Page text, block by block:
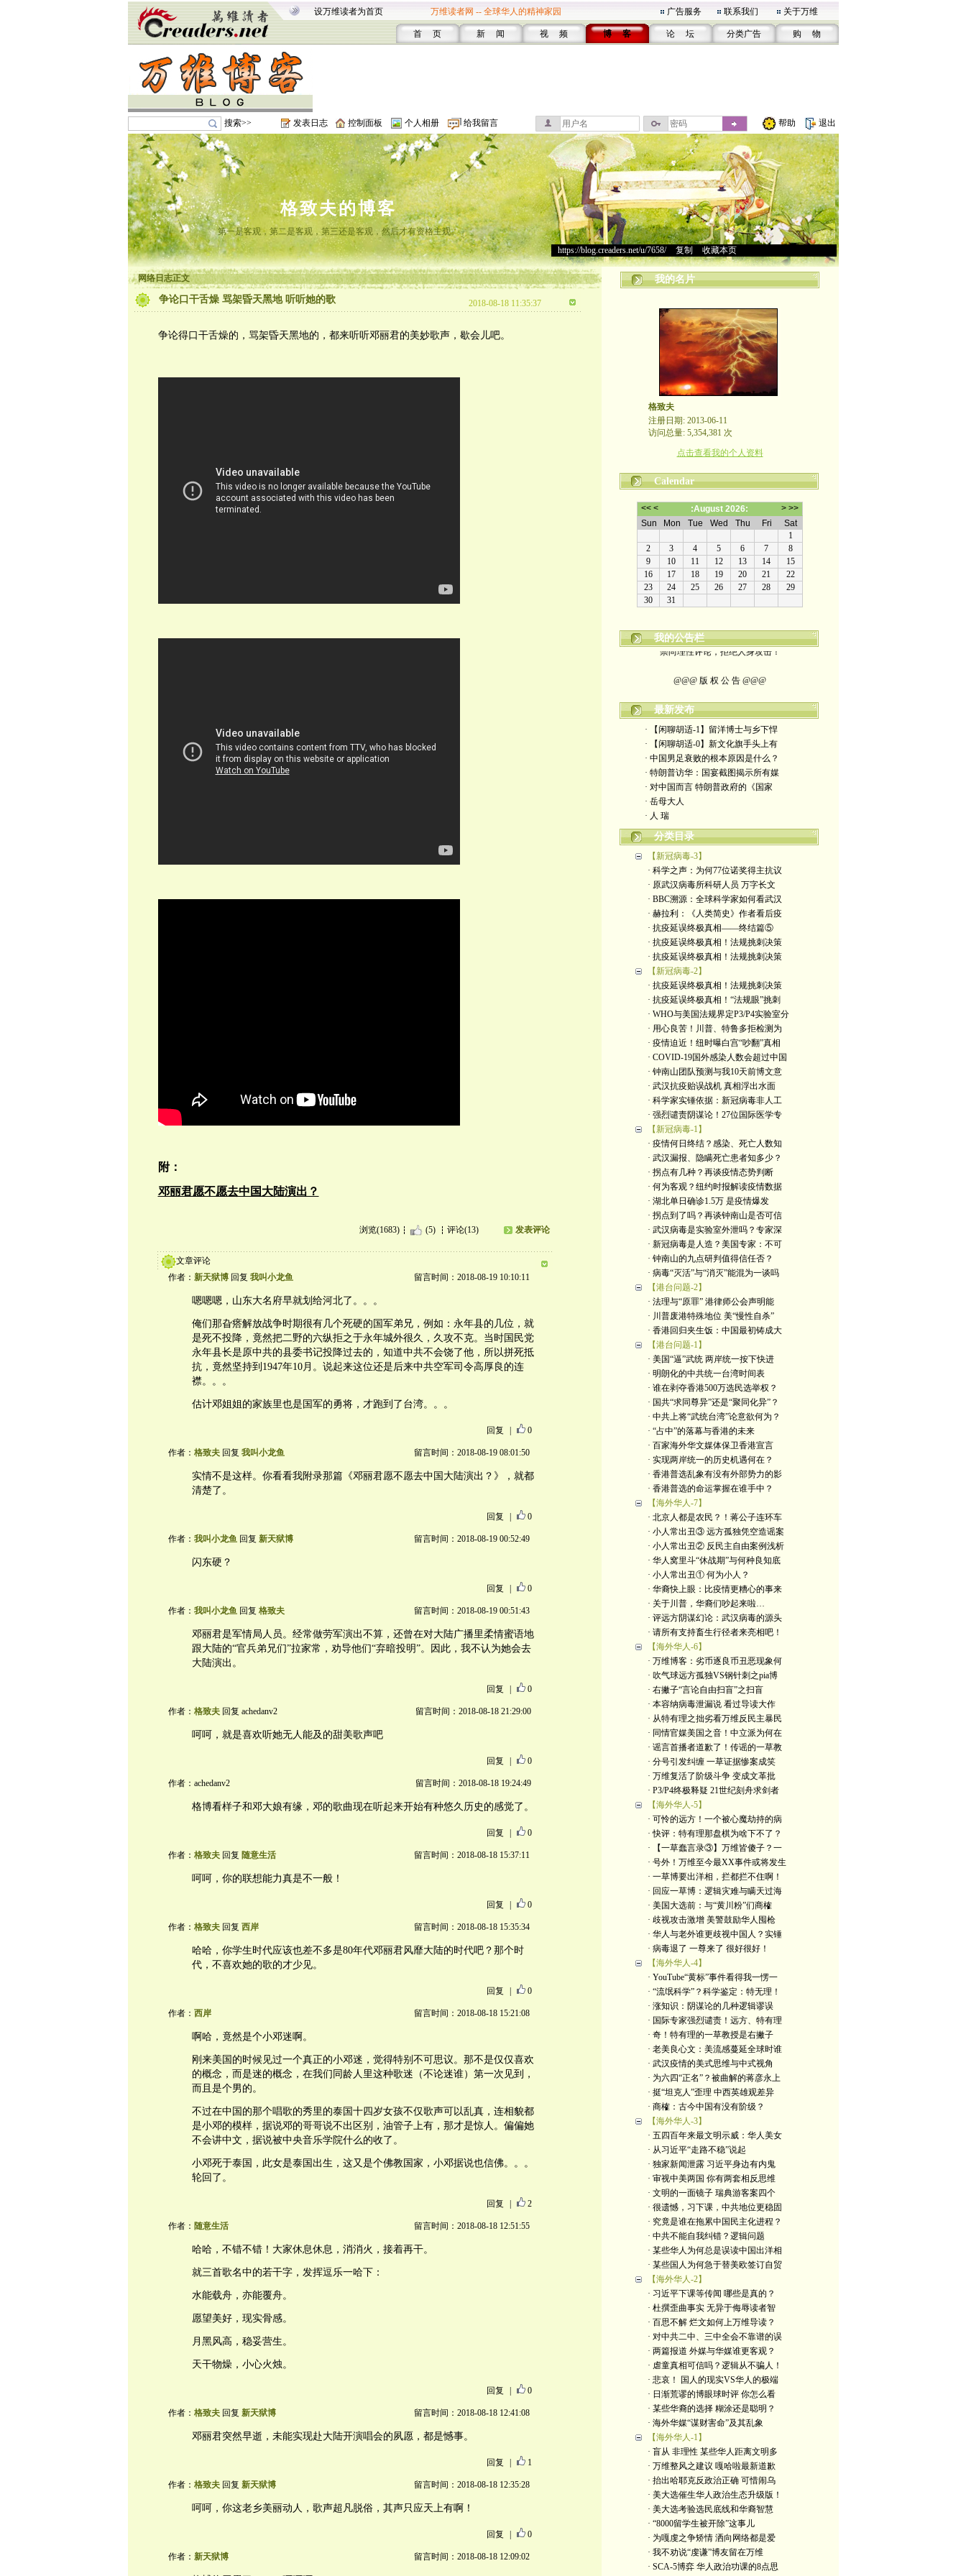
设万维读者为首页 万维读者网 -- 全球华人的精神家园 广告服务 联系我们 关于万维
首 页 新 闻 视 频 博 客 论 坛 分类广告 购 物
搜索>> 发表日志 控制面板 个人相册 给我留言 帮助 退出
格致夫的博客
第一是客观，第二是客观，第三还是客观，然后才有资格主观。
https://blog.creaders.net/u/7658/> 复制 收藏本页
网络日志正文
争论口干舌燥 骂架昏天黑地 听听她的歌 2018-08-18 11:35:37
争论得口干舌燥的，骂架昏天黑地的，都来听听邓丽君的美妙歌声，歇会儿吧。
附：
邓丽君愿不愿去中国大陆演出？
浏览(1683) (5) 评论(13) 发表评论
文章评论
作者： 新天狱博回复 我叫小龙鱼 留言时间：2018-08-19 10:10:11
嗯嗯嗯，山东大名府早就划给河北了。。。
俺们那旮瘩解放战争时期很有几个死硬的国军弟兄，例如：永年县的几位，就
是死不投降，竟然把二野的六纵拒之于永年城外很久，久攻不克。当时国民党
永年县长是原中共的县委书记投降过去的，知道中共不会饶了他，所以拼死抵
抗，竟然坚持到1947年10月。说起来这位还是后来中共空军司令高厚良的连
襟。。。
估计邓姐姐的家族里也是国军的勇将，才跑到了台湾。。。
回复 0
作者： 格致夫回复 我叫小龙鱼 留言时间：2018-08-19 08:01:50
实情不是这样。你看看我附录那篇《邓丽君愿不愿去中国大陆演出？》，就都
清楚了。
回复 0
作者： 我叫小龙鱼回复 新天狱博 留言时间：2018-08-19 00:52:49
闪东硬？
回复 0
作者： 我叫小龙鱼回复 格致夫 留言时间：2018-08-19 00:51:43
邓丽君是军情局人员。经常做劳军演出不算，还曾在对大陆广播里柔情蜜语地
跟大陆的“官兵弟兄们”拉家常，劝导他们“弃暗投明”。因此，我不认为她会去
大陆演出。
回复 0
作者： 格致夫回复 achedanv2 留言时间：2018-08-18 21:29:00
呵呵，就是喜欢听她无人能及的甜美歌声吧
回复 0
作者：achedanv2 留言时间：2018-08-18 19:24:49
格博看样子和邓大娘有缘，邓的歌曲现在听起来开始有种悠久历史的感觉了。
回复 0
作者： 格致夫回复 随意生活 留言时间：2018-08-18 15:37:11
呵呵，你的联想能力真是不一般！
回复 0
作者： 格致夫回复 西岸 留言时间：2018-08-18 15:35:34
哈哈，你学生时代应该也差不多是80年代邓丽君风靡大陆的时代吧？那个时
代，不喜欢她的歌的才少见。
回复 0
作者： 西岸 留言时间：2018-08-18 15:21:08
啊哈，竟然是个小邓迷啊。
刚来美国的时候见过一个真正的小邓迷，觉得特别不可思议。那不是仅仅喜欢
的概念，而是迷的概念，在我们同龄人里这种歌迷（不论迷谁）第一次见到，
而且是个男的。
不过在中国的那个唱歌的秀里的泰国十四岁女孩不仅歌声可以乱真，连相貌都
是小邓的模样，据说邓的哥哥说不出区别，油管子上有，那才是惊人。偏偏她
不会讲中文，据说被中央音乐学院什么的收了。
小邓死于泰国，此女是泰国出生，这又是个佛教国家，小邓据说也信佛。。。
轮回了。
回复 2
作者： 随意生活 留言时间：2018-08-18 12:51:55
哈哈，不错不错！大家休息休息，消消火，接着再干。
就三首歌名中的若干字，发挥逗乐一哈下：
水能载舟，亦能覆舟。
愿望美好，现实骨感。
月黑风高，稳妥营生。
天干物燥，小心火烛。
回复 0
作者： 格致夫回复 新天狱博 留言时间：2018-08-18 12:41:08
邓丽君突然早逝，未能实现赴大陆开演唱会的夙愿，都是憾事。
回复 1
作者： 格致夫回复 新天狱博 留言时间：2018-08-18 12:35:28
呵呵，你这老乡美丽动人，歌声超凡脱俗，其声只应天上有啊！
回复 0
作者： 新天狱博 留言时间：2018-08-18 12:09:02
我的名片
格致夫
注册日期: 2013-06-11
访问总量: 5,354,381 次
点击查看我的个人资料
Calendar
我的公告栏
崇尚理性评论，拒绝人身攻击！
本博客所发布文章，
除特别注明者外，均为原创。
转载或制作视频，
须注明如下版权信息：
作者（格致夫）和出处（万维链接）
最新发布
· 【闲聊胡适-1】留洋博士与乡下悍
· 【闲聊胡适-0】新文化旗手头上有
· 中国男足衰败的根本原因是什么？
· 特朗普访华：国宴截图揭示所有媒
· 对中国而言 特朗普政府的《国家
· 岳母大人
· 人 瑞
分类目录
【新冠病毒-3】
· 科学之声：为何77位诺奖得主抗议
· 原武汉病毒所科研人员 万字长文
· BBC溯源：全球科学家如何看武汉
· 赫拉利：《人类简史》作者看后疫
· 抗疫延误终极真相——终结篇⑤
· 抗疫延误终极真相！法规挑刺决策
· 抗疫延误终极真相！法规挑刺决策
【新冠病毒-2】
· 抗疫延误终极真相！法规挑刺决策
· 抗疫延误终极真相！“法规眼”挑刺
· WHO与美国法规界定P3/P4实验室分
· 用心良苦！川普、特鲁多拒检测为
· 疫情迫近！纽时曝白宫“吵翻”真相
· COVID-19国外感染人数会超过中国
· 钟南山团队预测与我10天前博文意
· 武汉抗疫贻误战机 真相浮出水面
· 科学家实锤依据：新冠病毒非人工
· 强烈谴责阴谋论！27位国际医学专
【新冠病毒-1】
· 疫情何日终结？感染、死亡人数知
· 武汉漏报、隐瞒死亡患者知多少？
· 拐点有几种？再谈疫情态势判断
· 何为客观？纽约时报解读疫情数据
· 湖北单日确诊1.5万 是疫情爆发
· 拐点到了吗？再谈钟南山是否可信
· 武汉病毒是实验室外泄吗？专家深
· 新冠病毒是人造？美国专家：不可
· 钟南山的九点研判值得信任否？
· 病毒“灭活”与“消灭”能混为一谈吗
【港台问题-2】
· 法理与“原罪” 港律师公会声明能
· 川普废港特殊地位 美“慢性自杀”
· 香港回归夹生饭：中国最初铸成大
【港台问题-1】
· 美国“逼”武统 两岸统一按下快进
· 明朗化的中共统一台湾时间表
· 谁在剥夺香港500万选民选举权？
· 国共“求同尊异”还是“聚同化异”？
· 中共上将“武统台湾”论意欲何为？
· “占中”的落幕与香港的未来
· 百家海外华文媒体保卫香港宣言
· 实现两岸统一的历史机遇何在？
· 香港普选乱象有没有外部势力的影
· 香港普选的命运掌握在谁手中？
【海外华人-7】
· 北京人都是农民？！蒋公子连环车
· 小人常出丑③ 远方孤独凭空造谣案
· 小人常出丑② 反民主自由案例浅析
· 华人窝里斗“休战期”与何种良知底
· 小人常出丑① 何为小人？
· 华裔快上眼：比疫情更糟心的事来
· 关于川普，华裔们吵起来啦…
· 评远方阴谋幻论：武汉病毒的源头
· 请所有支持畜生行径者来亮相吧！
【海外华人-6】
· 万维博客：劣币逐良币丑恶现象何
· 吹气球远方孤独VS钢针刺之pia博
· 右撇子“言论自由扫盲”之扫盲
· 本容纳病毒泄漏说 看过导读大作
· 从特有理之拙劣看万维反民主暴民
· 同情官媒美国之音！中立派为何在
· 谣言首播者道歉了！传谣的一草教
· 分号引发纠缠 一草证据惨案成笑
· 万维复活了阶级斗争 变成文革批
· P3/P4终极释疑 21世纪刻舟求剑者
【海外华人-5】
· 可怜的远方！一个被心魔劫持的病
· 快评：特有理那盘棋为啥下不了？
· 【一草蠢言录③】万维皆傻子？一
· 号外！万维至今最XX事件或将发生
· 一草博要出洋相，拦都拦不住啊！
· 回应一草博：逻辑灾难与瞒天过海
· 美国大选前：与“黄川粉”们商榷
· 歧视攻击激增 美警鼓励华人囤枪
· 华人与老外谁更歧视中国人？实锤
· 病毒退了 一尊来了 很好很好！
【海外华人-4】
· YouTube“黄标”事件看得我一愣一
· “流氓科学”？科学鉴定：特无理！
· 涨知识：阴谋论的几种逻辑谬误
· 国际专家强烈谴责！远方、特有理
· 奇！特有理的一草教授是右撇子
· 老美良心文：美流感蔓延全球时谁
· 武汉疫情的美式思维与中式视角
· 为六四“正名”？被曲解的蒋彦永上
· 挺“坦克人”歪理 中西英雄观差异
· 商榷：古今中国有没有阶级？
【海外华人-3】
· 五四百年来最文明示威：华人美女
· 从习近平“走路不稳”说起
· 独家新闻泄露 习近平身边有内鬼
· 审视中美两国 你有两套相反思维
· 文明的一面镜子 瑞典游客案四个
· 很遗憾，习下课，中共地位更稳固
· 究竟是谁在拖累中国民主化进程？
· 中共不能自我纠错？逻辑问题
· 某些华人为何总是误读中国出洋相
· 某些国人为何急于替美欧签订自贸
【海外华人-2】
· 习近平下课等传闻 哪些是真的？
· 杜撰歪曲事实 无异于侮辱读者智
· 百思不解 烂文如何上万维导读？
· 对中共二中、三中全会不靠谱的误
· 两篇报道 外媒与华媒谁更客观？
· 虐童真相可信吗？逻辑从不骗人！
· 悲哀！ 国人的现实VS华人的极端
· 日渐荒谬的博眼球时评 你怎么看
· 某些华裔的选择 糊涂还是聪明？
· 海外华媒“谋财害命”及其乱象
【海外华人-1】
· 盲从 非理性 某些华人距离文明多
· 万维整风之建议 嘎哈啦最新道歉
· 抬出哈耶克反政治正确 可惜闹乌
· 美大选催生华人政治生态升级版！
· 美大选考验选民底线和华裔智慧
· “8000留学生被开除”这事儿
· 为嘎虔之争矫情 洒向网络都是爱
· 我不劝说“虔谦”博友留在万维
· SCA-5博弈 华人政治功课的8点思